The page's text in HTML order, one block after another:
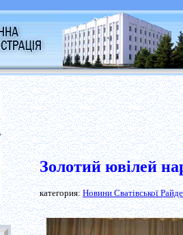
Золотий ювілей
категория:Новини Сватівської